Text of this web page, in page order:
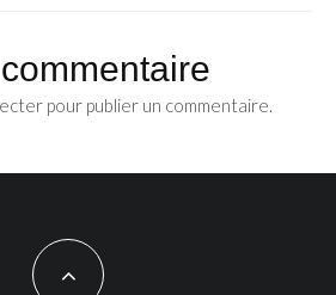
pour publier un commentaire.